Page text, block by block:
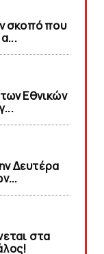
σκοπό που
Εθνικών
Δευτέρα
στα